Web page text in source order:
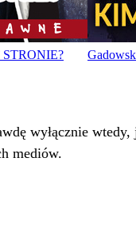
wyłącznie
mediów.